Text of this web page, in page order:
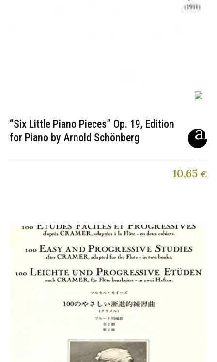
“Six Little Piano Pieces” Op. 19, Edition
for Piano by Arnold Schönberg
10,65 €